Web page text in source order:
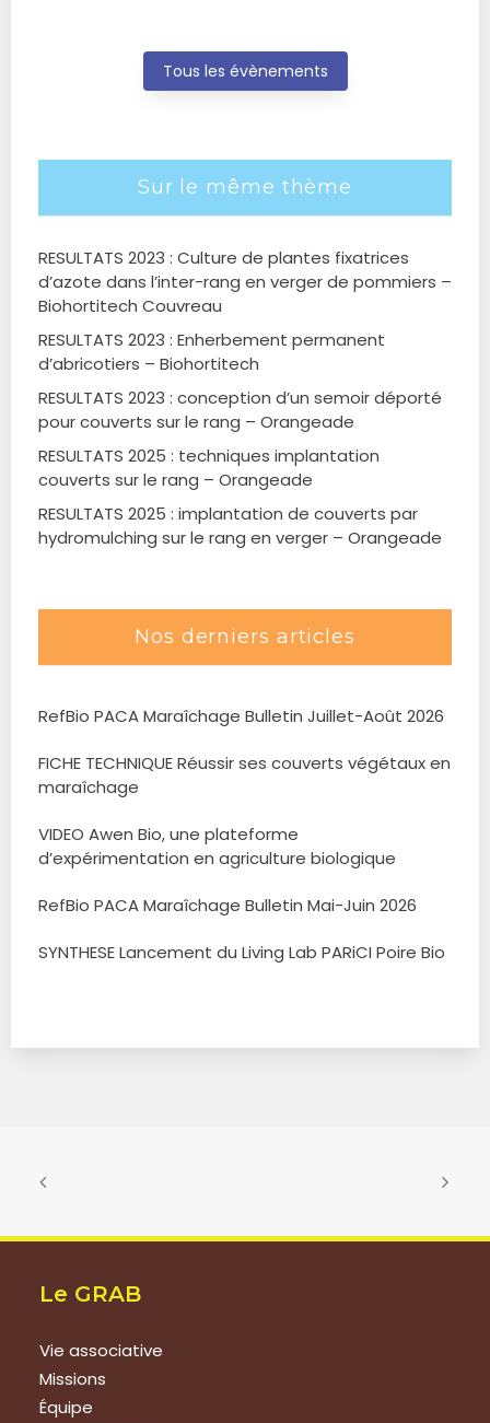
Tous les évènements
Sur le même thème
RESULTATS 2023 : Culture de plantes fixatrices
d’azote dans l’inter-rang en verger de pommiers –
Biohortitech Couvreau
RESULTATS 2023 : Enherbement permanent
d’abricotiers – Biohortitech
RESULTATS 2023 : conception d’un semoir déporté
pour couverts sur le rang – Orangeade
RESULTATS 2025 : techniques implantation
couverts sur le rang – Orangeade
RESULTATS 2025 : implantation de couverts par
hydromulching sur le rang en verger – Orangeade
Nos derniers articles
RefBio PACA Maraîchage Bulletin Juillet-Août 2026
FICHE TECHNIQUE Réussir ses couverts végétaux en
maraîchage
VIDEO Awen Bio, une plateforme
d’expérimentation en agriculture biologique
RefBio PACA Maraîchage Bulletin Mai-Juin 2026
SYNTHESE Lancement du Living Lab PARiCI Poire Bio
Le GRAB
Vie associative
Missions
Équipe